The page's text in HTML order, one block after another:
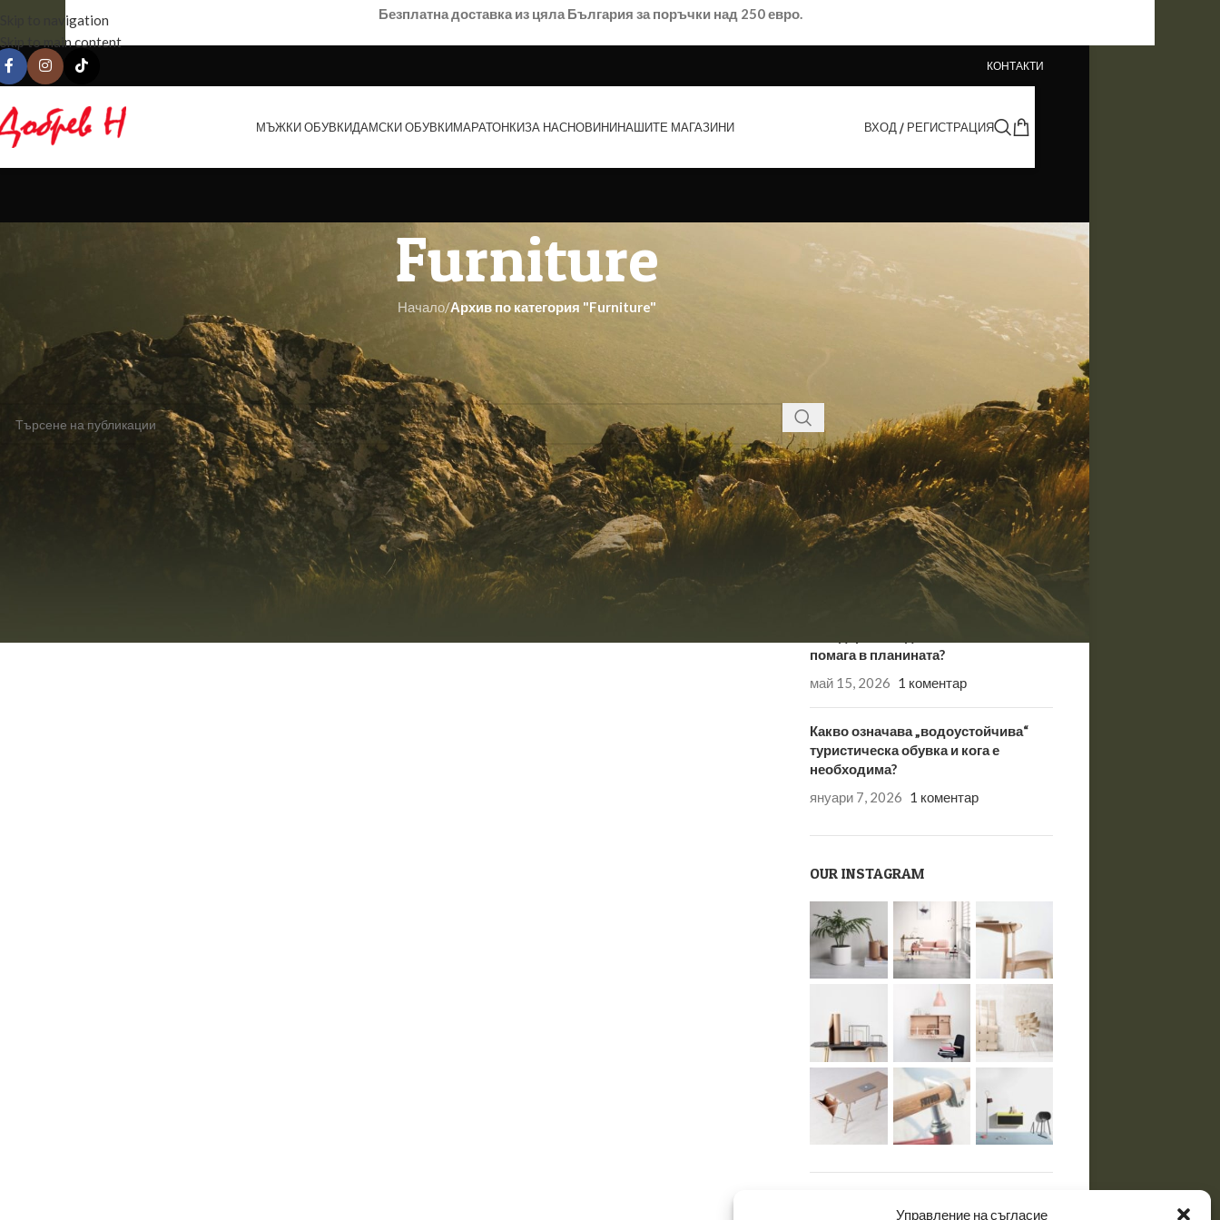
Управление на съгласие
Skip to navigation
Skip to main content
Безплатна доставка из цяла България за поръчки над 250 евро.
КОНТАКТИ
МЪЖКИ ОБУВКИДАМСКИ ОБУВКИМАРАТОНКИЗА НАСНОВИНИНАШИТЕ МАГАЗИНИ ВХОД / РЕГИСТРАЦИЯ
Furniture
Начало/Архив по категория "Furniture"
Нищо не е намерено
Извиняваме се, но не бяха намерени никакви резултати. Може би търсенето ще ви помогне да намерите свързана публикация.
RECENT POSTS
Хидролизирана кожа: С какво се
различава от обикновената
естествена кожа?
1 коментар
Vibram – защо това е златният
помага в планината?
май 15, 2026 1 коментар
Какво означава „водоустойчива“
туристическа обувка и кога е
необходима?
януари 7, 2026 1 коментар
OUR INSTAGRAM
RECENT COMMENTS